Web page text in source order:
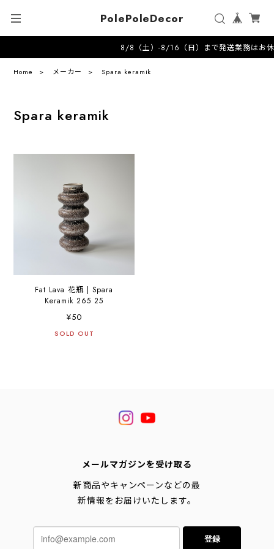
PolePoleDecor
8/8（土）-8/16（日）まで発送業務はお
Home メーカー Spara keramik
Spara keramik
Fat Lava 花瓶 | Spara
Keramik 265 25
¥50
SOLD OUT
メールマガジンを受け取る
新商品やキャンペーンなどの最
新情報をお届けいたします。
登録